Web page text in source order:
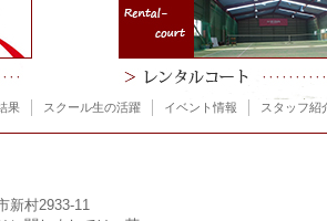
果 スクール生の活躍 イベント情報 スタッフ紹
新村2933-11